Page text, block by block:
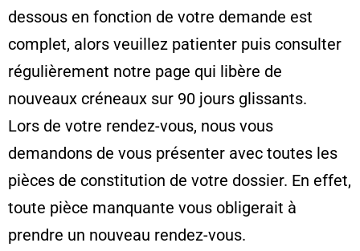
dessous en fonction de votre demande est
complet, alors veuillez patienter puis consulter
régulièrement notre page qui libère de
nouveaux créneaux sur 90 jours glissants.
Lors de votre rendez-vous, nous vous
demandons de vous présenter avec toutes les
pièces de constitution de votre dossier. En effet,
toute pièce manquante vous obligerait à
prendre un nouveau rendez-vous.